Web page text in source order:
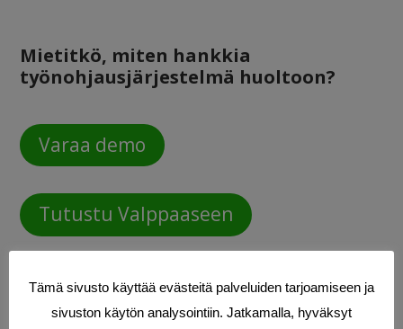
Mietitkö, miten hankkia
työnohjausjärjestelmä huoltoon?
Varaa demo
Tutustu Valppaaseen
Tämä sivusto käyttää evästeitä palveluiden tarjoamiseen ja
sivuston käytön analysointiin. Jatkamalla, hyväksyt